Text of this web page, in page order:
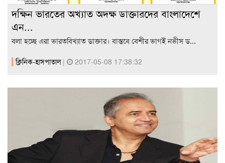
দক্ষিন ভারতের অখ্যাত অদক্ষ ডাক্তারদের বাংলাদেশে
এন...
বলা হচ্ছে এরা ভারতবিখ্যাত ডাক্তার। বাস্তবে বেশীর ভাগই নভীস ড...
ক্লিনিক-হাসপাতাল | 2017-05-08 17:38:32